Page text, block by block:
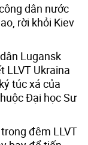
dân nước
rời khỏi Kiev
Lugansk
LLVT Ukraina
túc xá của
Đại học Sư
đêm LLVT